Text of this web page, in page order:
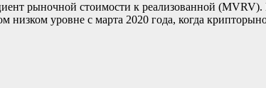
рыночной стоимости к реализованной (MVRV).
уровне с марта 2020 года, когда